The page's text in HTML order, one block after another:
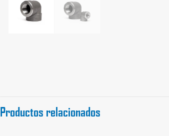
Productos relacionados